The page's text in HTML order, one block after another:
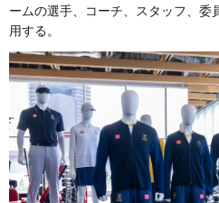
ームの選手、コーチ、スタッフ、委
用する。